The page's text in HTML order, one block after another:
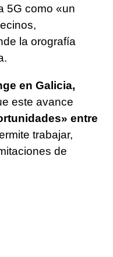
5G como «un
la orografía
en Galicia,
este avance
entre
trabajar,
de